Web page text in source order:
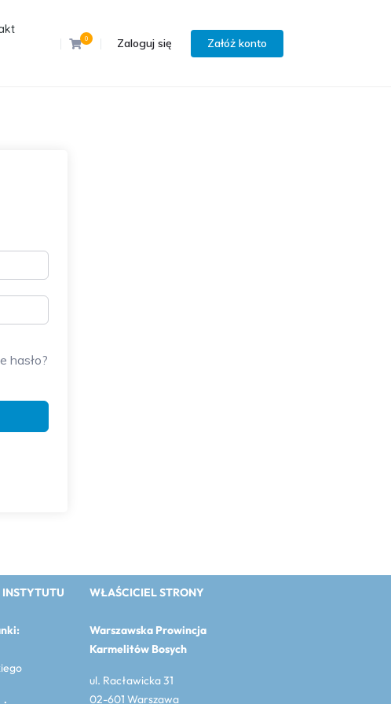
0 Zaloguj się Załóż konto
hasło?
WŁAŚCICIEL STRONY
Warszawska Prowincja
Karmelitów Bosych
ul. Racławicka 31
02-601 Warszawa